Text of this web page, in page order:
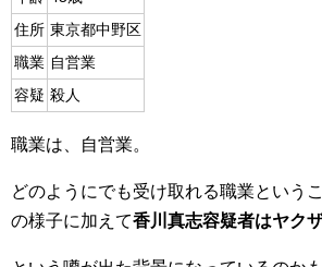
住所 東京都中野区
職業 自営業
容疑 殺人
職業は、自営業。
どのようにでも受け取れる職業という
の様子に加えて香川真志容疑者はヤク